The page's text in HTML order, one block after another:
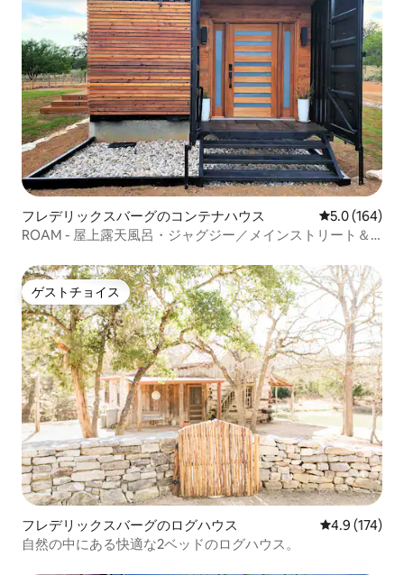
フレデリックスバーグのコンテナハウス レビュー164
5.0 (164)
ROAM - 屋上露天風呂・ジャグジー／メインストリート＆
ゲストチョイス
ゲストチョイス
フレデリックスバーグのログハウス レビュー174
4.9 (174)
自然の中にある快適な2ベッドのログハウス。